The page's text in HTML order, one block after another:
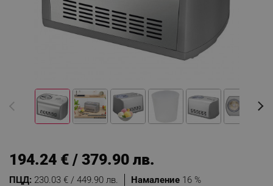
Намаление 16 %
ПЦД: 230.03 € / 449.90 лв.
194.24 € / 379.90 лв.